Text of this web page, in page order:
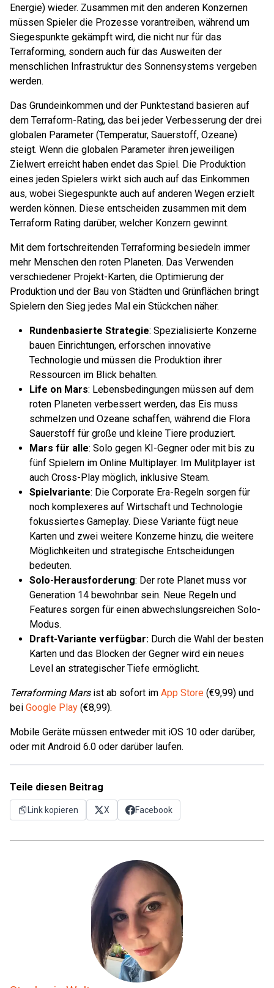
Energie) wieder. Zusammen mit den anderen Konzernen
müssen Spieler die Prozesse vorantreiben, während um
Siegespunkte gekämpft wird, die nicht nur für das
Terraforming, sondern auch für das Ausweiten der
menschlichen Infrastruktur des Sonnensystems vergeben
werden.
Das Grundeinkommen und der Punktestand basieren auf
dem Terraform-Rating, das bei jeder Verbesserung der drei
globalen Parameter (Temperatur, Sauerstoff, Ozeane)
steigt. Wenn die globalen Parameter ihren jeweiligen
Zielwert erreicht haben endet das Spiel. Die Produktion
eines jeden Spielers wirkt sich auch auf das Einkommen
aus, wobei Siegespunkte auch auf anderen Wegen erzielt
werden können. Diese entscheiden zusammen mit dem
Terraform Rating darüber, welcher Konzern gewinnt.
Mit dem fortschreitenden Terraforming besiedeln immer
mehr Menschen den roten Planeten. Das Verwenden
verschiedener Projekt-Karten, die Optimierung der
Produktion und der Bau von Städten und Grünflächen bringt
Spielern den Sieg jedes Mal ein Stückchen näher.
Rundenbasierte Strategie: Spezialisierte Konzerne
bauen Einrichtungen, erforschen innovative
Technologie und müssen die Produktion ihrer
Ressourcen im Blick behalten.
Life on Mars: Lebensbedingungen müssen auf dem
roten Planeten verbessert werden, das Eis muss
schmelzen und Ozeane schaffen, während die Flora
Sauerstoff für große und kleine Tiere produziert.
Mars für alle: Solo gegen KI-Gegner oder mit bis zu
fünf Spielern im Online Multiplayer. Im Mulitplayer ist
auch Cross-Play möglich, inklusive Steam.
Spielvariante: Die Corporate Era-Regeln sorgen für
noch komplexeres auf Wirtschaft und Technologie
fokussiertes Gameplay. Diese Variante fügt neue
Karten und zwei weitere Konzerne hinzu, die weitere
Möglichkeiten und strategische Entscheidungen
bedeuten.
Solo-Herausforderung: Der rote Planet muss vor
Generation 14 bewohnbar sein. Neue Regeln und
Features sorgen für einen abwechslungsreichen Solo-
Modus.
Draft-Variante verfügbar: Durch die Wahl der besten
Karten und das Blocken der Gegner wird ein neues
Level an strategischer Tiefe ermöglicht.
Terraforming Marsist ab sofort im App Store (€9,99) und
bei Google Play (€8,99).
Mobile Geräte müssen entweder mit iOS 10 oder darüber,
oder mit Android 6.0 oder darüber laufen.
Teile diesen Beitrag
Link kopieren X Facebook